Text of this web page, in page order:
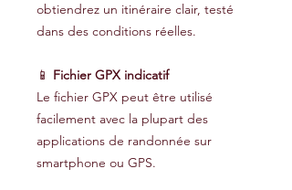
obtiendrez un itinéraire clair, testé
dans des conditions réelles.
📱 Fichier GPX indicatif
Le fichier GPX peut être utilisé
facilement avec la plupart des
applications de randonnée sur
smartphone ou GPS.